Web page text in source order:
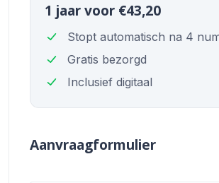
1 jaar voor €43,20
Stopt automatisch na 4
Gratis bezorgd
Inclusief digitaal
Aanvraagformulier